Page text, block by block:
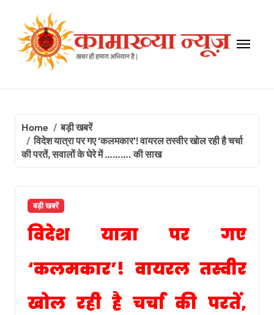
content
Home
बड़ी खबरें
विदेश यात्रा पर गए ‘कलमकार’! वायरल तस्वीर खोल रही है चर्चा
की परतें, सवालों के घेरे में ………. की साख
बड़ी खबरें
विदेश यात्रा पर गए
‘कलमकार’! वायरल तस्वीर
खोल रही है चर्चा की परतें,